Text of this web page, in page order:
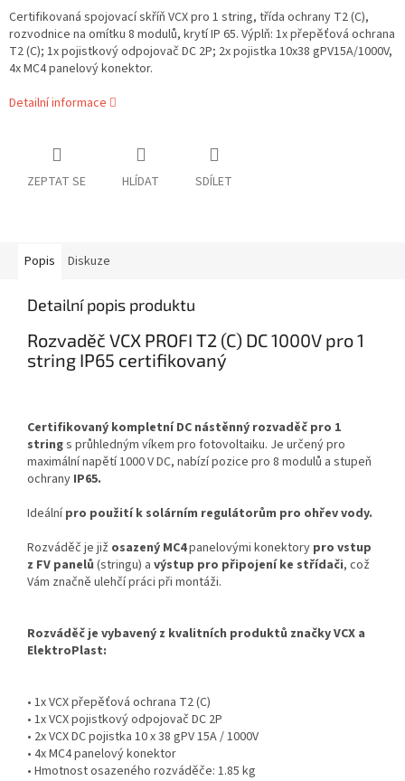
Certifikovaná spojovací skříň VCX pro 1 string, třída ochrany T2 (C),
rozvodnice na omítku 8 modulů, krytí IP 65. Výplň: 1x přepěťová ochrana
T2 (C); 1x pojistkový odpojovač DC 2P; 2x pojistka 10x38 gPV15A/1000V,
4x MC4 panelový konektor.
Detailní informace
ZEPTAT SE HLÍDAT SDÍLET
Popis Diskuze
Detailní popis produktu
Rozvaděč VCX PROFI T2 (C) DC 1000V pro 1
string IP65 certifikovaný
Certifikovaný kompletní DC nástěnný rozvaděč pro 1
strings průhledným víkem pro fotovoltaiku. Je určený pro
maximální napětí 1000 V DC, nabízí pozice pro 8 modulů a stupeň
ochrany IP65.
Ideální pro použití k solárním regulátorům pro ohřev vody.
Rozváděč je již osazený MC4panelovými konektory pro vstup
z FV panelů (stringu) a výstup pro připojení ke střídači, což
Vám značně ulehčí práci při montáži.
Rozváděč je vybavený z kvalitních produktů značkyVCX a
ElektroPlast:
• 1x VCX přepěťová ochrana T2 (C)
• 1x VCX pojistkový odpojovač DC 2P
• 2x VCX DC pojistka 10 x 38 gPV 15A / 1000V
• 4x MC4 panelový konektor
• Hmotnost osazeného rozváděče: 1.85 kg